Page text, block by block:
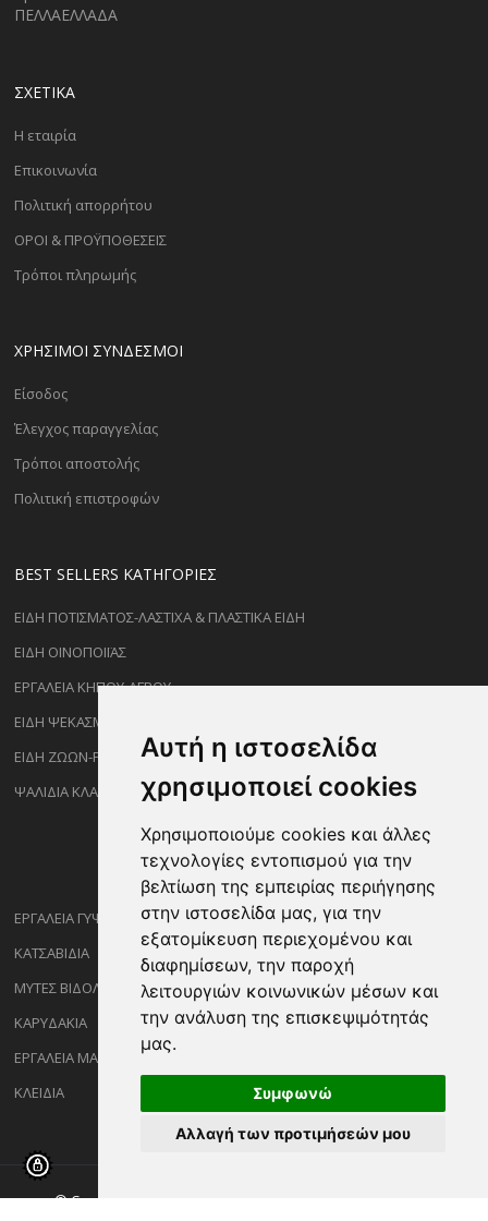
Αυτή η ιστοσελίδα
χρησιμοποιεί cookies
Χρησιμοποιούμε cookies και άλλες
τεχνολογίες εντοπισμού για την
βελτίωση της εμπειρίας περιήγησης
στην ιστοσελίδα μας, για την
εξατομίκευση περιεχομένου και
διαφημίσεων, την παροχή
λειτουργιών κοινωνικών μέσων και
την ανάλυση της επισκεψιμότητάς
μας.
Συμφωνώ
Αλλαγή των προτιμήσεών μου
ΠΕΛΛΑΕΛΛΑΔΑ
ΣΧΕΤΙΚΑ
Η εταιρία
Επικοινωνία
Πολιτική απορρήτου
ΟΡΟΙ & ΠΡΟΫΠΟΘΕΣΕΙΣ
Τρόποι πληρωμής
ΧΡΗΣΙΜΟΙ ΣΥΝΔΕΣΜΟΙ
Είσοδος
Έλεγχος παραγγελίας
Τρόποι αποστολής
Πολιτική επιστροφών
BEST SELLERS ΚΑΤΗΓΟΡΊΕΣ
ΕΙΔΗ ΠΟΤΙΣΜΑΤΟΣ-ΛΑΣΤΙΧΑ & ΠΛΑΣΤΙΚΑ ΕΙΔΗ
ΕΙΔΗ ΟΙΝΟΠΟΙΪΑΣ
ΕΡΓΑΛΕΙΑ ΚΗΠΟΥ-ΑΓΡΟΥ
ΕΙΔΗ ΨΕΚΑΣΜΟΥ-ΡΑΝΤΙΣΜΑΤΟΣ
ΕΙΔΗ ΖΩΩΝ-PET
ΨΑΛΙΔΙΑ ΚΛΑΔΕΜΑΤΟΣ
ΕΡΓΑΛΕΙΑ ΓΥΨΟΣΑΝΙΔΑΣ
ΚΑΤΣΑΒΙΔΙΑ
ΜΥΤΕΣ ΒΙΔΟΛΟΓΩΝ
ΚΑΡΥΔΑΚΙΑ
ΕΡΓΑΛΕΙΑ ΜΑΡΑΓΓΩΝ
ΚΛΕΙΔΙΑ
© Copyright ©2026 Sakalidisshop.gr. All Rights Reserved.